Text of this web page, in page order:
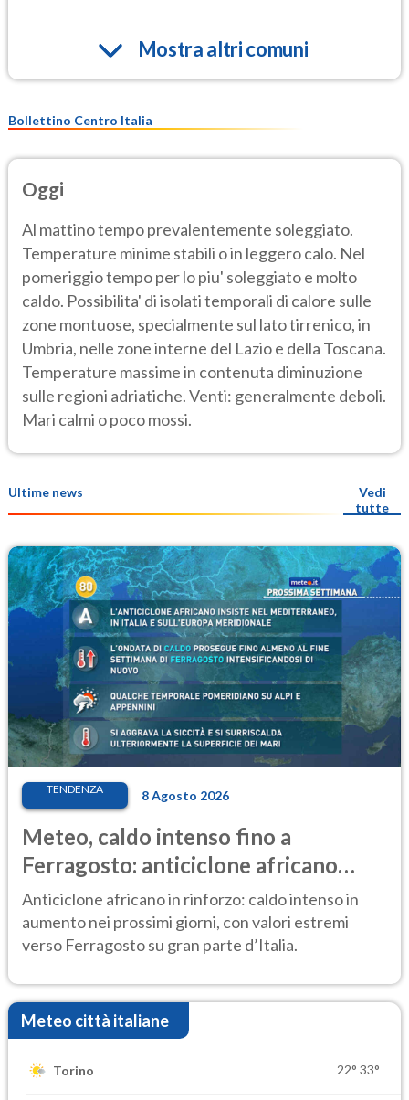
Mostra altri comuni
Bollettino Centro Italia
Oggi
Al mattino tempo prevalentemente soleggiato.
Temperature minime stabili o in leggero calo. Nel
pomeriggio tempo per lo piu' soleggiato e molto
caldo. Possibilita' di isolati temporali di calore sulle
zone montuose, specialmente sul lato tirrenico, in
Umbria, nelle zone interne del Lazio e della Toscana.
Temperature massime in contenuta diminuzione
sulle regioni adriatiche. Venti: generalmente deboli.
Mari calmi o poco mossi.
Ultime news
Vedi
tutte
TENDENZA 8 Agosto 2026
Meteo, caldo intenso fino a
Ferragosto: anticiclone africano
ancora protagonista
Anticiclone africano in rinforzo: caldo intenso in
aumento nei prossimi giorni, con valori estremi
verso Ferragosto su gran parte d’Italia.
Meteo città italiane
Torino 22° 33°